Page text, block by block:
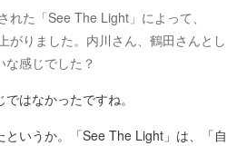
た「See The Light」によって、
がりました。内川さん、鶴田さんとし
感じでした？
はなかったですね。
というか。「See The Light」は、「自